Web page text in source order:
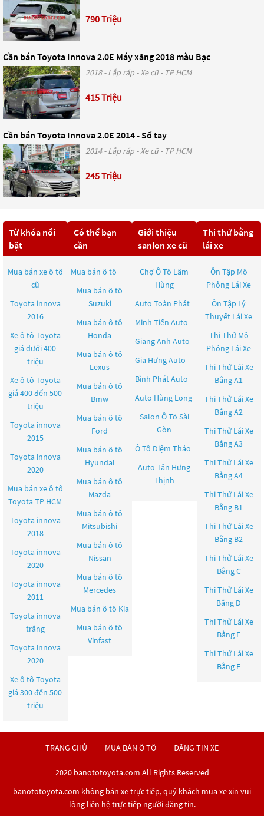
790 Triệu
Cần bán Toyota Innova 2.0E Máy xăng 2018 màu Bạc
2018 - Lắp ráp - Xe cũ - TP HCM
415 Triệu
Cần bán Toyota Innova 2.0E 2014 - Số tay
2014 - Lắp ráp - Xe cũ - TP HCM
245 Triệu
Từ khóa nổi
bật
Mua bán xe ô tô
cũ
Toyota innova
2016
Xe ô tô Toyota
giá dưới 400
triệu
Xe ô tô Toyota
giá 400 đến 500
triệu
Toyota innova
2015
Toyota innova
2020
Mua bán xe ô tô
Toyota TP HCM
Toyota innova
2018
Toyota innova
2020
Toyota innova
2011
Toyota innova
trắng
Toyota innova
2020
Xe ô tô Toyota
giá 300 đến 500
triệu
Có thể bạn
cần
Mua bán ô tô
Mua bán ô tô
Suzuki
Mua bán ô tô
Honda
Mua bán ô tô
Lexus
Mua bán ô tô
Bmw
Mua bán ô tô
Ford
Mua bán ô tô
Hyundai
Mua bán ô tô
Mazda
Mua bán ô tô
Mitsubishi
Mua bán ô tô
Nissan
Mua bán ô tô
Mercedes
Mua bán ô tô Kia
Mua bán ô tô
Vinfast
Giới thiệu
sanlon xe cũ
Chợ Ô Tô Lâm
Hùng
Auto Toàn Phát
Minh Tiến Auto
Giang Anh Auto
Gia Hưng Auto
Bình Phát Auto
Auto Hùng Long
Salon Ô Tô Sài
Gòn
Ô Tô Diệm Thảo
Auto Tân Hưng
Thịnh
Thi thử bằng
lái xe
Ôn Tập Mô
Phỏng Lái Xe
Ôn Tập Lý
Thuyết Lái Xe
Thi Thử Mô
Phỏng Lái Xe
Thi Thử Lái Xe
Bằng A1
Thi Thử Lái Xe
Bằng A2
Thi Thử Lái Xe
Bằng A3
Thi Thử Lái Xe
Bằng A4
Thi Thử Lái Xe
Bằng B1
Thi Thử Lái Xe
Bằng B2
Thi Thử Lái Xe
Bằng C
Thi Thử Lái Xe
Bằng D
Thi Thử Lái Xe
Bằng E
Thi Thử Lái Xe
Bằng F
TRANG CHỦ MUA BÁN Ô TÔ ĐĂNG TIN XE
2020 banototoyota.com All Rights Reserved
banototoyota.com không bán xe trực tiếp, quý khách mua xe xin vui
lòng liên hệ trực tiếp người đăng tin.